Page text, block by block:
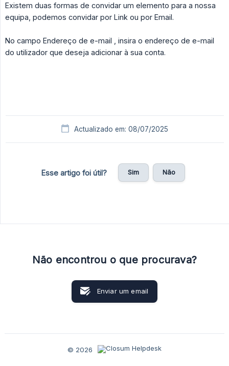
Existem duas formas de convidar um elemento para a nossa
equipa, podemos convidar por Link ou por Email.
No campo Endereço de e-mail , insira o endereço de e-mail
do utilizador que deseja adicionar à sua conta.
Actualizado em: 08/07/2025
Esse artigo foi útil? Sim Não
Não encontrou o que procurava?
Enviar um email
© 2026